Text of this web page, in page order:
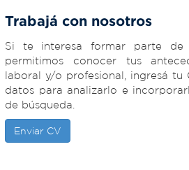
Trabajá con nosotros
Si te interesa formar parte de
permitimos conocer tus
laboral y/o profesional, ingresá tu
datos para analizarlo e
de búsqueda.
Enviar CV